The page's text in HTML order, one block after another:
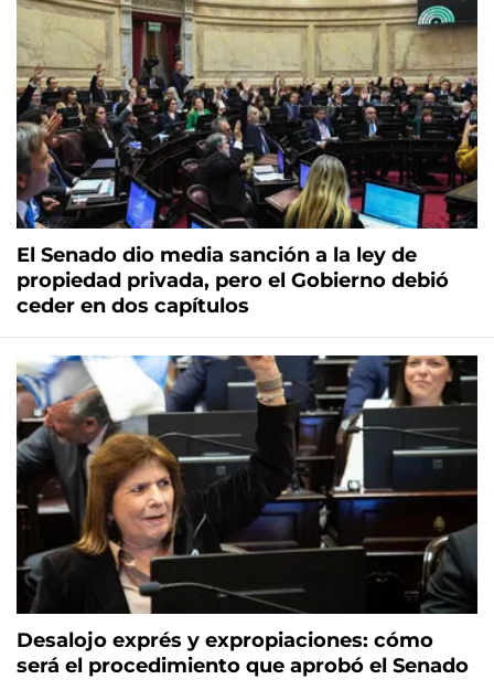
El Senado dio media sanción a la ley de
propiedad privada, pero el Gobierno debió
ceder en dos capítulos
Desalojo exprés y expropiaciones: cómo
será el procedimiento que aprobó el Senado